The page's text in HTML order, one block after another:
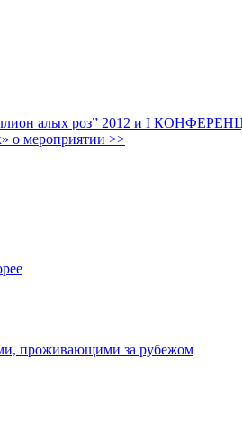
алых роз” 2012 и I
о мероприятии >>
проживающими за рубежом